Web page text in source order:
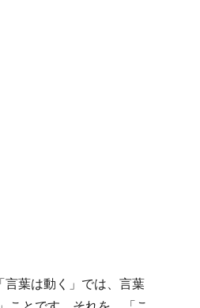
言葉は動く」では、言葉